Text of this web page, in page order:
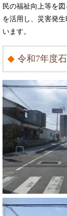
民の福祉向上等を
を活用し、災害発
います。
令和7年度